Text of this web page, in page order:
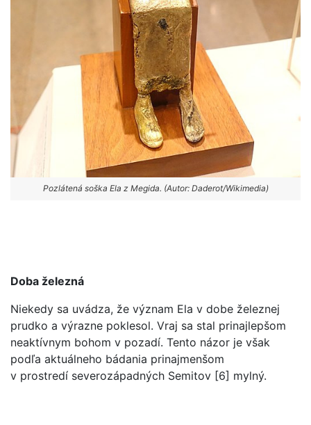
Pozlátená soška Ela z Megida. (Autor: Daderot/Wikimedia)
Doba železná
Niekedy sa uvádza, že význam Ela v dobe železnej
prudko a výrazne poklesol. Vraj sa stal prinajlepšom
neaktívnym bohom v pozadí. Tento názor je však
podľa aktuálneho bádania prinajmenšom
v prostredí severozápadných Semitov [6] mylný.